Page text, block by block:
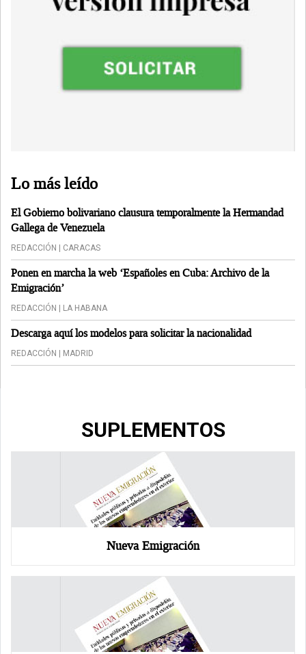
Lo más leído
El Gobierno bolivariano clausura temporalmente la Hermandad
Gallega de Venezuela
REDACCIÓN | CARACAS
Ponen en marcha la web ‘Españoles en Cuba: Archivo de la
Emigración’
REDACCIÓN | LA HABANA
Descarga aquí los modelos para solicitar la nacionalidad
REDACCIÓN | MADRID
SUPLEMENTOS
Nueva Emigración